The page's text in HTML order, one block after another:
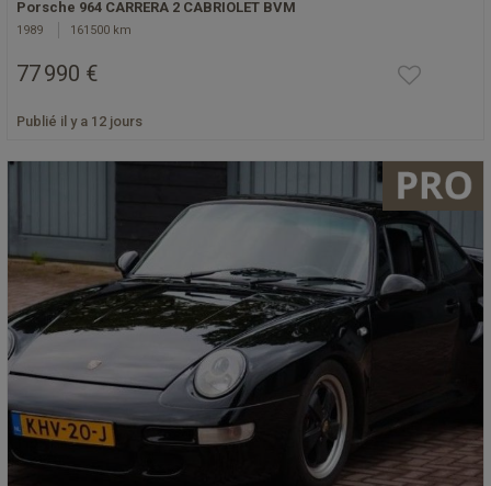
Porsche 964 CARRERA 2 CABRIOLET BVM
1989 161500 km
77 990 €
Publié il y a 12 jours